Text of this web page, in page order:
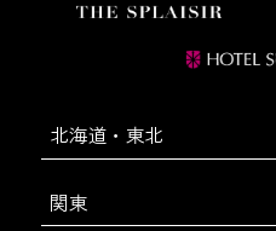
北海道・東北
関東